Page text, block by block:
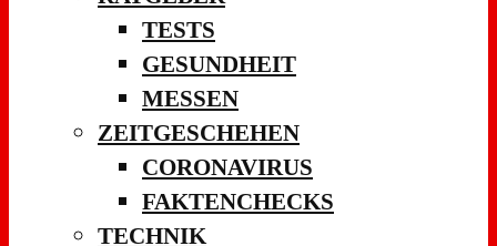
TESTS
GESUNDHEIT
MESSEN
ZEITGESCHEHEN
CORONAVIRUS
FAKTENCHECKS
TECHNIK